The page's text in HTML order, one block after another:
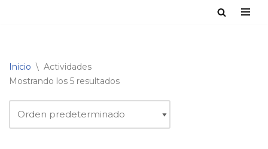
contenido
Inicio \ Actividades
Mostrando los 5 resultados